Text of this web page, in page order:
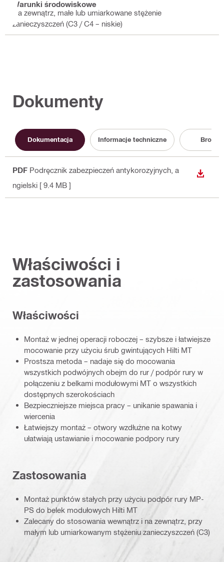
Warunki środowiskowe
Na zewnątrz, małe lub umiarkowane stężenie
zanieczyszczeń (C3 / C4 – niskie)
Dokumenty
Dokumentacja Informacje techniczne
PDF Podręcznik zabezpieczeń antykorozyjnych , a
ngielski [ 9.4 MB ]
Właściwości i
zastosowania
Właściwości
Montaż w jednej operacji roboczej – szybsze i łatwiejsze
mocowanie przy użyciu śrub gwintujących Hilti MT
Prostsza metoda – nadaje się do mocowania
wszystkich podwójnych obejm do rur / podpór rury w
połączeniu z belkami modułowymi MT o wszystkich
dostępnych szerokościach
Bezpieczniejsze miejsca pracy – unikanie spawania i
wiercenia
Łatwiejszy montaż – otwory wzdłużne na kotwy
ułatwiają ustawianie i mocowanie podpory rury
Zastosowania
Montaż punktów stałych przy użyciu podpór rury MP-
PS do belek modułowych Hilti MT
Zalecany do stosowania wewnątrz i na zewnątrz, przy
małym lub umiarkowanym stężeniu zanieczyszczeń (C3)